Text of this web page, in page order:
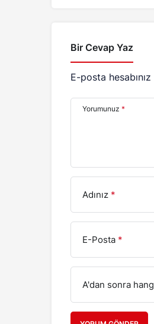
Bir Cevap Yaz
E-posta
Yorumunuz *
Adınız *
E-Posta *
A'dan sonra